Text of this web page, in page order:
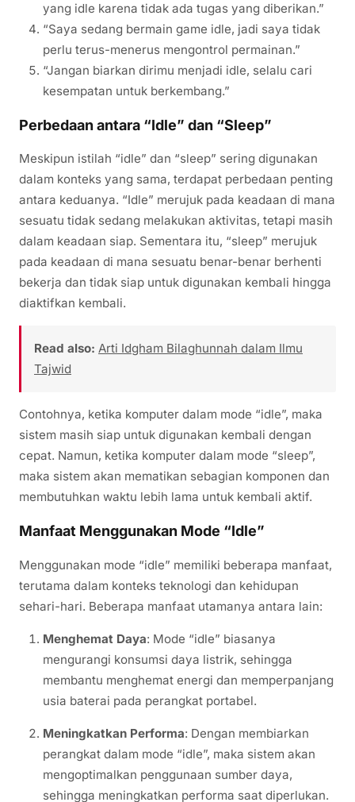
yang idle karena tidak ada tugas yang diberikan.”
“Saya sedang bermain game idle, jadi saya tidak
perlu terus-menerus mengontrol permainan.”
“Jangan biarkan dirimu menjadi idle, selalu cari
kesempatan untuk berkembang.”
Perbedaan antara “Idle” dan “Sleep”
Meskipun istilah “idle” dan “sleep” sering digunakan
dalam konteks yang sama, terdapat perbedaan penting
antara keduanya. “Idle” merujuk pada keadaan di mana
sesuatu tidak sedang melakukan aktivitas, tetapi masih
dalam keadaan siap. Sementara itu, “sleep” merujuk
pada keadaan di mana sesuatu benar-benar berhenti
bekerja dan tidak siap untuk digunakan kembali hingga
diaktifkan kembali.
Read also: Arti Idgham Bilaghunnah dalam Ilmu
Tajwid
Contohnya, ketika komputer dalam mode “idle”, maka
sistem masih siap untuk digunakan kembali dengan
cepat. Namun, ketika komputer dalam mode “sleep”,
maka sistem akan mematikan sebagian komponen dan
membutuhkan waktu lebih lama untuk kembali aktif.
Manfaat Menggunakan Mode “Idle”
Menggunakan mode “idle” memiliki beberapa manfaat,
terutama dalam konteks teknologi dan kehidupan
sehari-hari. Beberapa manfaat utamanya antara lain:
Menghemat Daya: Mode “idle” biasanya
mengurangi konsumsi daya listrik, sehingga
membantu menghemat energi dan memperpanjang
usia baterai pada perangkat portabel.
Meningkatkan Performa: Dengan membiarkan
perangkat dalam mode “idle”, maka sistem akan
mengoptimalkan penggunaan sumber daya,
sehingga meningkatkan performa saat diperlukan.